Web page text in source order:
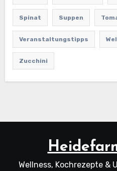
Spinat Suppen
Veranstaltungstipps
Zucchini
Wellness, Kochrezepte &